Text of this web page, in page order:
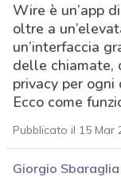
Wire è un’app
oltre a
un’interfaccia
delle chiamate,
privacy per
Ecco come
Pubblicato il 15 Mar
Giorgio Sbaraglia